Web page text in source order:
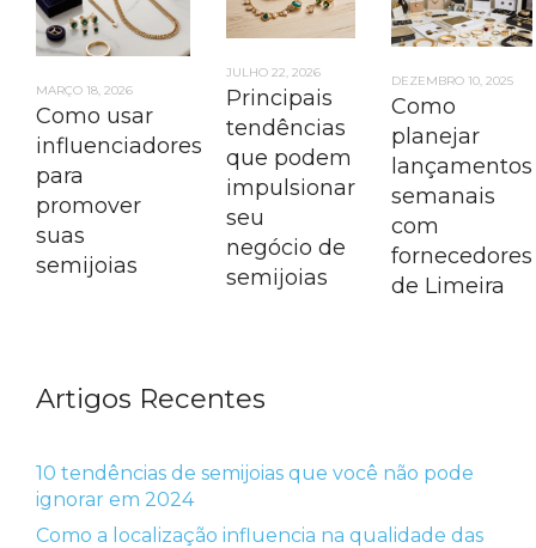
MARÇO 18, 2026
Como usar
influenciadores
para
promover
suas
semijoias
JULHO 22, 2026
Principais
tendências
que podem
impulsionar
seu
negócio de
semijoias
DEZEMBRO 10, 2025
Como
planejar
lançamentos
semanais
com
fornecedores
de Limeira
Artigos Recentes
10 tendências de semijoias que você não pode
ignorar em 2024
Como a localização influencia na qualidade das